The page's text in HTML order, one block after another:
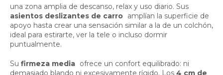
una zona amplia de descanso, relax y uso diario. Sus
asientos deslizantes de carro amplían la superficie de
apoyo hasta crear una sensación similar a la de un colchón,
ideal para estirarte, ver la tele o incluso dormir
puntualmente.
Su firmeza media ofrece un confort equilibrado: ni
demasiado blando ni excesivamente rígido. Los 4 cm de